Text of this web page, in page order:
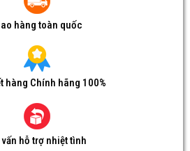
hàng toàn quốc
hàng Chính hãng 100%
hỗ trợ nhiệt tình